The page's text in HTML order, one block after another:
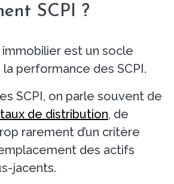
SCPI ?
immobilier est un socle
performance des SCPI.
SCPI, on parle souvent de
taux de distribution, de
rarement d’un critère
des actifs
jacents.